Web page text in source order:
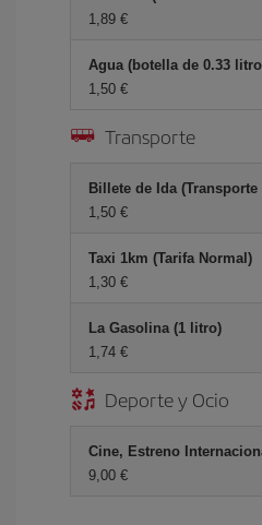
1,89 €
Agua (botella de 0.33
1,50 €
Transporte
Billete de Ida (Transporte
1,50 €
Taxi 1km (Tarifa Normal)
1,30 €
La Gasolina (1 litro)
1,74 €
Deporte y Ocio
Cine, Estreno
9,00 €